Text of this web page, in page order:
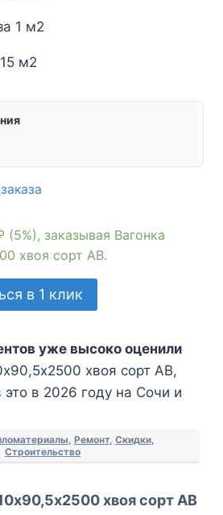
1 м2
м2
заказывая Вагонка
хвоя сорт АВ.
в 1 клик
уже высоко оценили
хвоя сорт АВ,
это в 2026 году на Сочи и
Ремонт, Скидки,
Строительство
хвоя сорт АВ